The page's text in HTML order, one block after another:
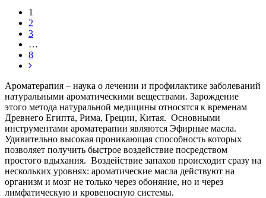
1
2
3
…
8
Ароматерапия – наука о лечении и профилактике заболеваний
натуральными ароматическими веществами. Зарождение
этого метода натуральной медицины относятся к временам
Древнего Египта, Рима, Греции, Китая. Основными
инструментами ароматерапии являются Эфирные масла.
Удивительно высокая проникающая способность которых
позволяет получить быстрое воздействие посредством
простого вдыхания. Воздействие запахов происходит сразу на
нескольких уровнях: ароматические масла действуют на
организм и мозг не только через обоняние, но и через
лимфатическую и кровеносную системы.